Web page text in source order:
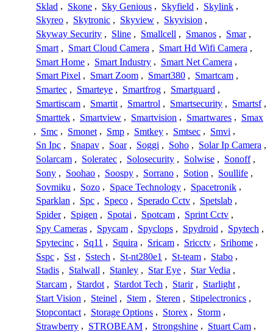
Sklad , Skone , Sky Genious , Skyfield , Skylink ,
Skyreo , Skytronic , Skyview , Skyvision ,
Skyway Security , Sline , Smallcell , Smanos , Smar ,
Smart , Smart Cloud Camera , Smart Hd Wifi Camera ,
Smart Home , Smart Industry , Smart Net Camera ,
Smart Pixel , Smart Zoom , Smart380 , Smartcam ,
Smartec , Smarteye , Smartfrog , Smartguard ,
Smartiscam , Smartit , Smartrol , Smartsecurity , Smartsf ,
Smarttek , Smartview , Smartvision , Smartwares , Smax
, Smc , Smonet , Smp , Smtkey , Smtsec , Smvi ,
Sn Ipc , Snapav , Soar , Soggi , Soho , Solar Ip Camera ,
Solarcam , Soleratec , Solosecurity , Solwise , Sonoff ,
Sony , Soohao , Soospy , Sorrano , Sotion , Soullife ,
Sovmiku , Sozo , Space Technology , Spacetronik ,
Sparklan , Spc , Speco , Sperado Cctv , Spetslab ,
Spider , Spigen , Spotai , Spotcam , Sprint Cctv ,
Spy Cameras , Spycam , Spyclops , Spydroid , Spytech ,
Spytecinc , Sq11 , Squira , Sricam , Sricctv , Srihome ,
Sspc , Sst , Sstech , St-nt280e1 , St-team , Stabo ,
Stadis , Stalwall , Stanley , Star Eye , Star Vedia ,
Starcam , Stardot , Stardot Tech , Starir , Starlight ,
Start Vision , Steinel , Stem , Steren , Stipelectronics ,
Stopcontact , Storage Options , Storex , Storm ,
Strawberry , STROBEAM , Strongshine , Stuart Cam ,